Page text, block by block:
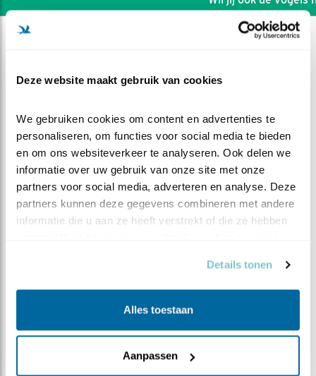
Deze website maakt gebruik van cookies
We gebruiken cookies om content en advertenties te
personaliseren, om functies voor social media te bieden
en om ons websiteverkeer te analyseren. Ook delen we
informatie over uw gebruik van onze site met onze
partners voor social media, adverteren en analyse. Deze
partners kunnen deze gegevens combineren met andere
informatie die u aan ze heeft verstrekt of die ze hebben
Details tonen
Alles toestaan
Aanpassen
Af en aan
Marijke Heijne | Geplaatst op 27 mei 2025, 8:58 |
Vind ik leuk| Bewaar dit filmpje|
209x
Wat werken deze ouders toch hard.